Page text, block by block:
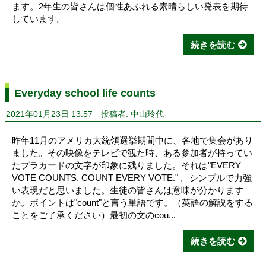
ます。2年生の皆さんは個性あふれる素晴らしい発表を期待
しています。
続きを読む
Everyday school life counts
2021年01月23日 13:57 投稿者: 中山玲代
昨年11月のアメリカ大統領選挙期間中に、各地で集会があり
ました。その映像をテレビで観た時、ある参加者が持ってい
たプラカードの文字が印象に残りました。それは"EVERY
VOTE COUNTS. COUNT EVERY VOTE." 。シンプルで力強
い表現だと思いました。生徒の皆さんは意味が分かります
か。ポイントは"count"と言う単語です。（英語の解説をする
ことをご了承ください）最初の文のcou...
続きを読む